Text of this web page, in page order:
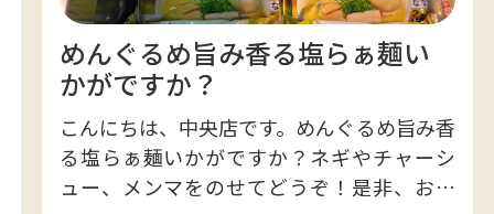
めんぐるめ旨み香る塩らぁ麺い
かがですか？
こんにちは、中央店です。めんぐるめ旨み香
る塩らぁ麺いかがですか？ネギやチャーシ
ュー、メンマをのせてどうぞ！是非、お立